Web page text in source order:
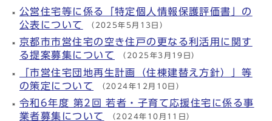
公営住宅等に係る「特定個人情報保護評価書」の
公表について （2025年5月13日）
京都市市営住宅の空き住戸の更なる利活用に関す
る提案募集について （2025年3月19日）
「市営住宅団地再生計画（住棟建替え方針）」等
の策定について （2024年12月10日）
令和6年度 第2回 若者・子育て応援住宅に係る事
業者募集について （2024年10月11日）